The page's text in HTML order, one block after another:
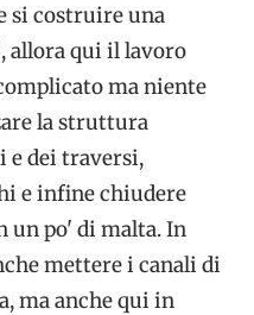
si costruire una
allora qui il lavoro
ma niente
la struttura
e dei traversi,
e infine chiudere
un po' di malta. In
mettere i canali di
ma anche qui in